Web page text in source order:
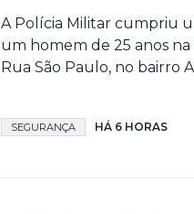
A Polícia Militar cumpriu
um homem de 25 anos
Rua São Paulo, no bairro
SEGURANÇA HÁ 6 HORAS